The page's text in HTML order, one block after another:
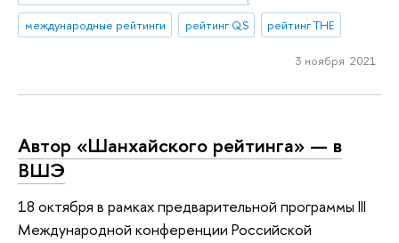
международные рейтинги
рейтинг QS рейтинг THE
3 ноября 2021
Автор «Шанхайского рейтинга» — в
ВШЭ
18 октября в рамках предварительной программы III
Международной конференции Российской